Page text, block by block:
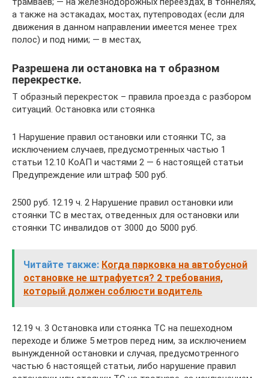
а также на эстакадах, мостах, путепроводах (если для
движения в данном направлении имеется менее трех
полос) и под ними; — в местах,
Разрешена ли остановка на т образном
перекрестке.
Т образный перекресток – правила проезда с разбором
ситуаций. Остановка или стоянка
1 Нарушение правил остановки или стоянки ТС, за
исключением случаев, предусмотренных частью 1
статьи 12.10 КоАП и частями 2 — 6 настоящей статьи
Предупреждение или штраф 500 руб.
2500 руб. 12.19 ч. 2 Нарушение правил остановки или
стоянки ТС в местах, отведенных для остановки или
стоянки ТС инвалидов от 3000 до 5000 руб.
Читайте также: Когда парковка на автобусной
остановке не штрафуется? 2 требования,
который должен соблюсти водитель
12.19 ч. 3 Остановка или стоянка ТС на пешеходном
переходе и ближе 5 метров перед ним, за исключением
вынужденной остановки и случая, предусмотренного
частью 6 настоящей статьи, либо нарушение правил